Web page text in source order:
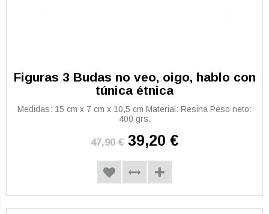
Figuras 3 Budas no veo, oigo, hablo con
túnica étnica
Medidas: 15 cm x 7 cm x 10,5 cm Material: Resina Peso neto:
400 grs.
47,90 € 39,20 €